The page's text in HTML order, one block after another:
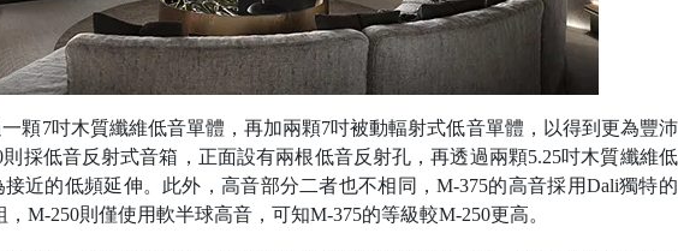
顆7吋木質纖維低音單體，再加兩顆7吋被動輻射式低音單體，以得到更為豐
採低音反射式音箱，正面設有兩根低音反射孔，再透過兩顆5.25吋木質纖維
近的低頻延伸。此外，高音部分二者也不相同，M-375的高音採用Dali獨特
M-250則僅使用軟半球高音，可知M-375的等級較M-250更高。